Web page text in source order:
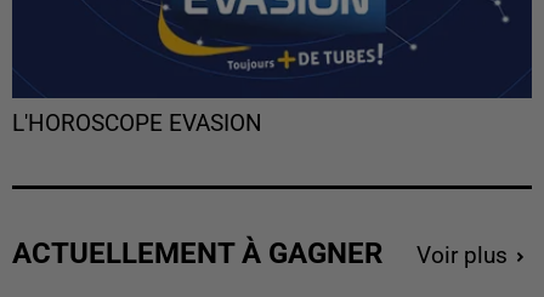
L'HOROSCOPE EVASION
ACTUELLEMENT À GAGNER Voir plus